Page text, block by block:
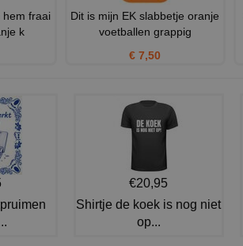
hem fraai
k
Dit is mijn EK slabbetje oranje
voetballen grappig
€ 7,50
€20,95
Shirtje de koek is nog niet
op...